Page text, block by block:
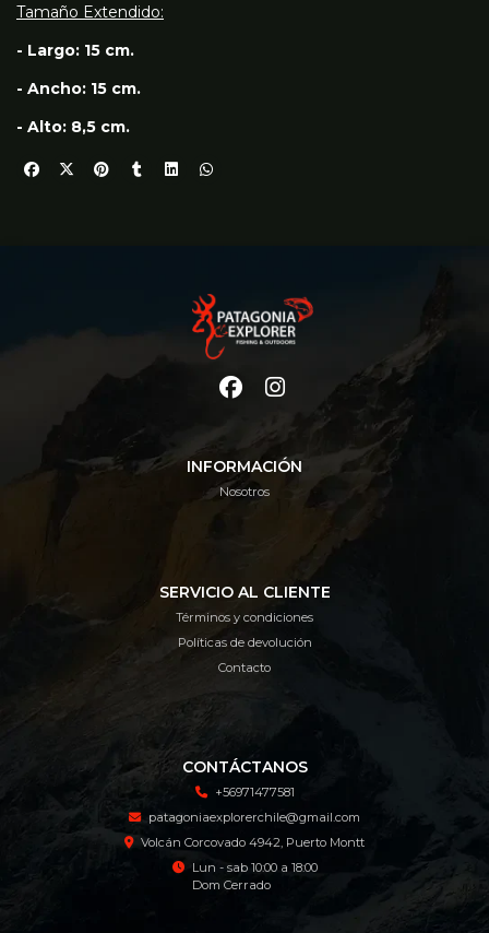
Tamaño Extendido:
- Largo: 15 cm.
- Ancho: 15 cm.
- Alto: 8,5 cm.
INFORMACIÓN
Nosotros
SERVICIO AL CLIENTE
Términos y condiciones
Políticas de devolución
Contacto
CONTÁCTANOS
+56971477581
patagoniaexplorerchile@gmail.com
Volcán Corcovado 4942, Puerto Montt
Lun - sab 10:00 a 18:00
Dom Cerrado